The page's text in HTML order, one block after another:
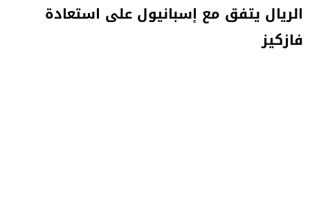
الريال يتفق مع إسبانيول على استعادة
فازكيز